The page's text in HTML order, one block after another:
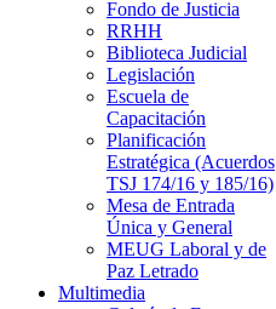
Fondo de Justicia
RRHH
Biblioteca Judicial
Legislación
Escuela de
Capacitación
Planificación
Estratégica (Acuerdos
TSJ 174/16 y 185/16)
Mesa de Entrada
Única y General
MEUG Laboral y de
Paz Letrado
Multimedia